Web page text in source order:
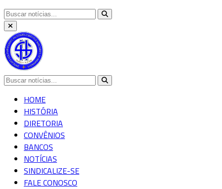
HOME
HISTÓRIA
DIRETORIA
CONVÊNIOS
BANCOS
NOTÍCIAS
SINDICALIZE-SE
FALE CONOSCO